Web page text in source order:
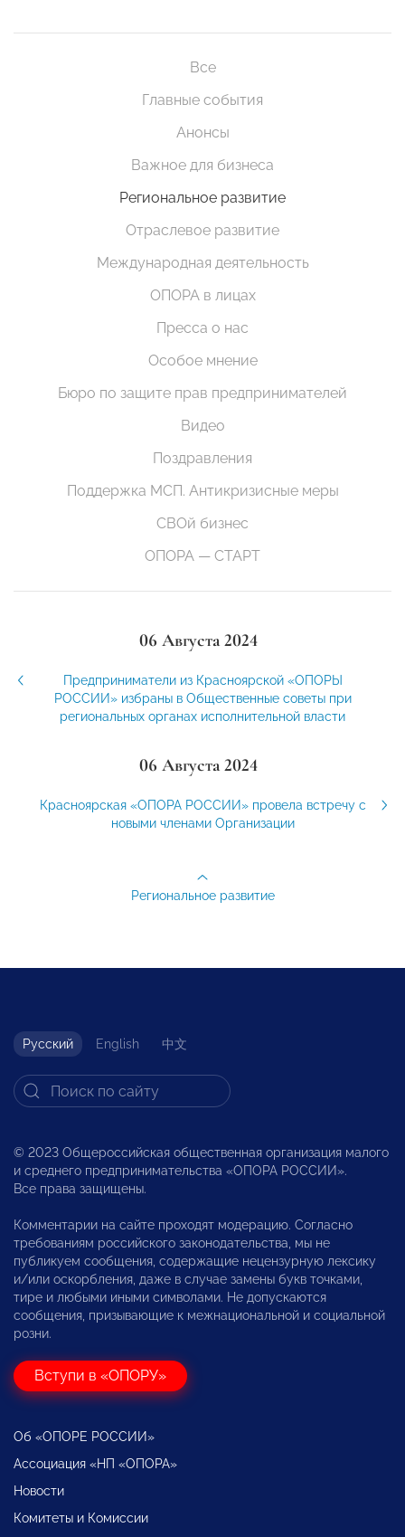
Все
Главные события
Анонсы
Важное для бизнеса
Региональное развитие
Отраслевое развитие
Международная деятельность
ОПОРА в лицах
Пресса о нас
Особое мнение
Бюро по защите прав предпринимателей
Видео
Поздравления
Поддержка МСП. Антикризисные меры
СВОй бизнес
ОПОРА — СТАРТ
06 Августа 2024
Предприниматели из Красноярской «ОПОРЫ
РОССИИ» избраны в Общественные советы при
региональных органах исполнительной власти
06 Августа 2024
Красноярская «ОПОРА РОССИИ» провела встречу с
новыми членами Организации
Региональное развитие
Русский English 中文
© 2023 Общероссийская общественная организация малого
и среднего предпринимательства «ОПОРА РОССИИ».
Все права защищены.
Комментарии на сайте проходят модерацию. Согласно
требованиям российского законодательства, мы не
публикуем сообщения, содержащие нецензурную лексику
и/или оскорбления, даже в случае замены букв точками,
тире и любыми иными символами. Не допускаются
сообщения, призывающие к межнациональной и социальной
розни.
Вступи в «ОПОРУ»
Об «ОПОРЕ РОССИИ»
Ассоциация «НП «ОПОРА»
Новости
Комитеты и Комиссии